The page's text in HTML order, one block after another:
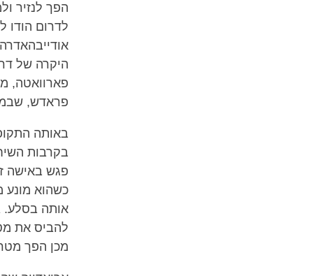
הפך לנזיר
לדרום הודו
היקרה של
פארוואטה,
פראדש,
באותה
בקרבות
פגש באישה
כשהוא מונע
אותה בסלע.
להביס את
מכן הפך